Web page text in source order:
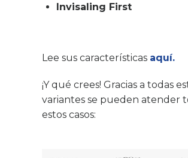
Invisaling First
Lee sus características aquí.
¡Y qué crees! Gracias a todas
variantes se pueden atender
estos casos: